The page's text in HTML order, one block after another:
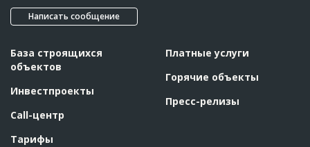
Написать сообщение
База строящихся
объектов
Инвестпроекты
Call-центр
Тарифы
Платные услуги
Горячие объекты
Пресс-релизы